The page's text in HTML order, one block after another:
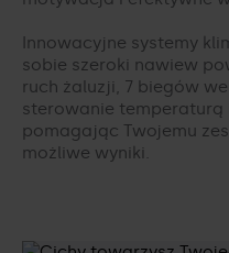
Innowacyjne systemy
sobie szeroki nawiew
ruch żaluzji, 7 biegów
sterowanie
pomagając Twojemu
możliwe wyniki.